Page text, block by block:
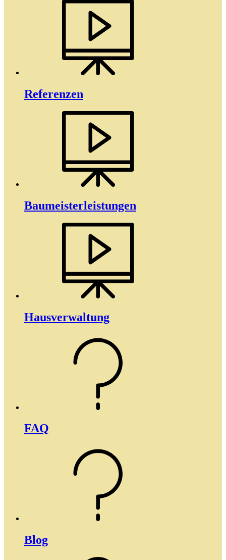
Referenzen
Baumeister­­leistungen
Haus­­verwaltung
FAQ
Blog